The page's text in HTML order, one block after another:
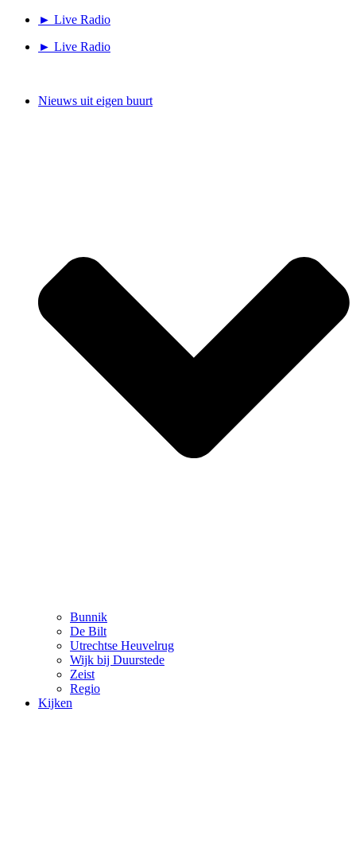
► Live Radio
► Live Radio
Nieuws uit eigen buurt
Bunnik
De Bilt
Utrechtse Heuvelrug
Wijk bij Duurstede
Zeist
Regio
Kijken